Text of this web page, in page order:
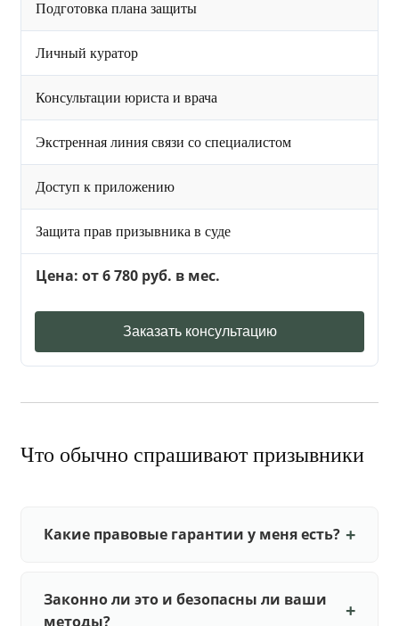
Подготовка плана защиты
Личный куратор
Консультации юриста и врача
Экстренная линия связи со специалистом
Доступ к приложению
Защита прав призывника в суде
Цена: от 6 780 руб. в мес.
Заказать консультацию
Что обычно спрашивают призывники
Какие правовые гарантии у меня есть?
Законно ли это и безопасны ли ваши
методы?